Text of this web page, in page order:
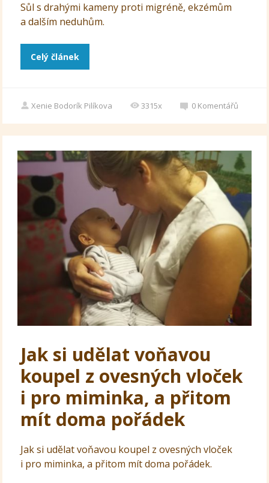
Sůl s drahými kameny proti migréně, ekzémům
a dalším neduhům.
Celý článek
Xenie Bodorík Pilíkova 3315x 0 Komentářů
Jak si udělat voňavou
koupel z ovesných vloček
i pro miminka, a přitom
mít doma pořádek
Jak si udělat voňavou koupel z ovesných vloček
i pro miminka, a přitom mít doma pořádek.